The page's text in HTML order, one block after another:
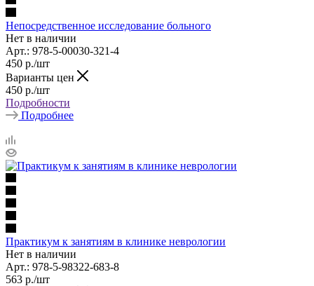
Непосредственное исследование больного
Нет в наличии
Арт.: 978-5-00030-321-4
450 р./шт
Варианты цен
450 р./шт
Подробности
Подробнее
Практикум к занятиям в клинике неврологии
Нет в наличии
Арт.: 978-5-98322-683-8
563 р./шт